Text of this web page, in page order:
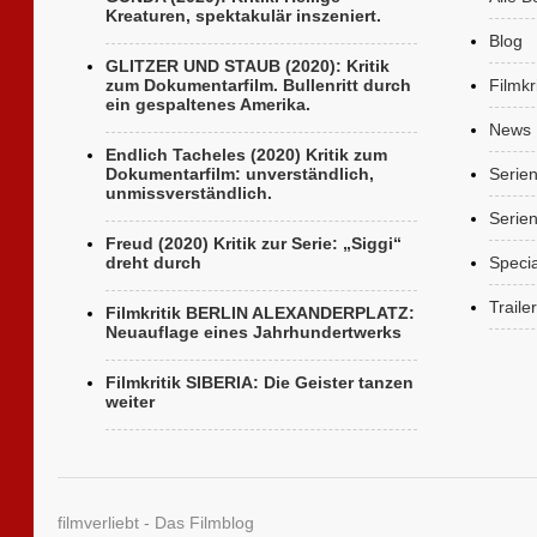
Kreaturen, spektakulär inszeniert.
GLITZER UND STAUB (2020): Kritik
zum Dokumentarfilm. Bullenritt durch
ein gespaltenes Amerika.
Endlich Tacheles (2020) Kritik zum
Dokumentarfilm: unverständlich,
unmissverständlich.
Freud (2020) Kritik zur Serie: „Siggi“
dreht durch
Filmkritik BERLIN ALEXANDERPLATZ:
Neuauflage eines Jahrhundertwerks
Filmkritik SIBERIA: Die Geister tanzen
weiter
Blog
News
Serien
Trailer
filmverliebt - Das Filmblog